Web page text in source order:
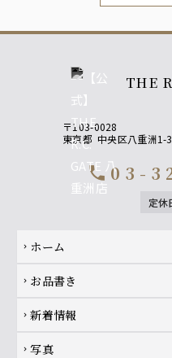
THE
〒103-0028
東京都 中央区八重洲1-
call 03-
定
Footer navigation
chevron_right ホーム
chevron_right お品書き
chevron_right 新着情報
chevron_right 写真